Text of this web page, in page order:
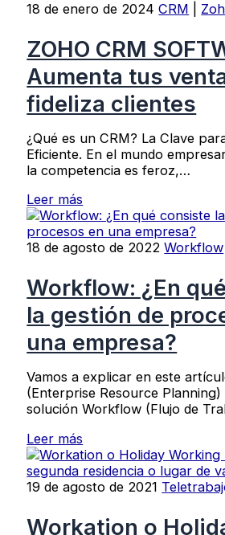
18 de enero de 2024CRM
ZOHO CRM
Aumenta tus
fideliza clientes
¿Qué es un CRM? La Clave
Eficiente. En el mundo
la competencia es feroz,…
Leer más
18 de agosto de 2022Workflow
Workflow: ¿En
la gestión de
una empresa?
Vamos a explicar en este
(Enterprise Resource
solución Workflow (Flujo de
Leer más
19 de agosto de 2021
Workation o